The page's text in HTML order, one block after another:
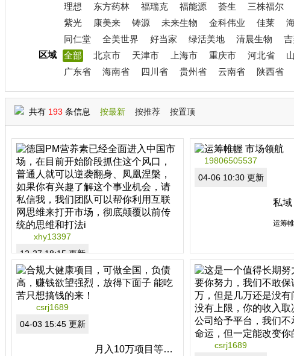
理想
东方药林 福瑞克 福能源 荟生 三株福尔
紫光
康美来 铸源 未来生物 金科伟业 佳莱
同仁堂
全美世界 好当家 绿活美地 清晨生物
区域
全部 北京市 天津市 上海市 重庆市 河北省
广东省
海南省 四川省 贵州省 云南省 陕西省
共有 193 条信息 按最新 按推荐 按置顶
xhy13397
12-27 18:15 更新
熊海洋
这个事业机会，请私信
19806505537
04-06 10:30 更新
私域
运筹
分类
区域
csrj1689
04-03 15:45 更新
月入10万项目等你来
csrj1689